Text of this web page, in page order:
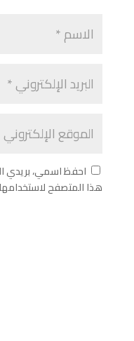
احفظ اسمي، بريدي
هذا المتصفح